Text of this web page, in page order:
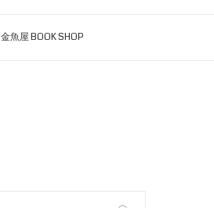
金魚屋 BOOK SHOP